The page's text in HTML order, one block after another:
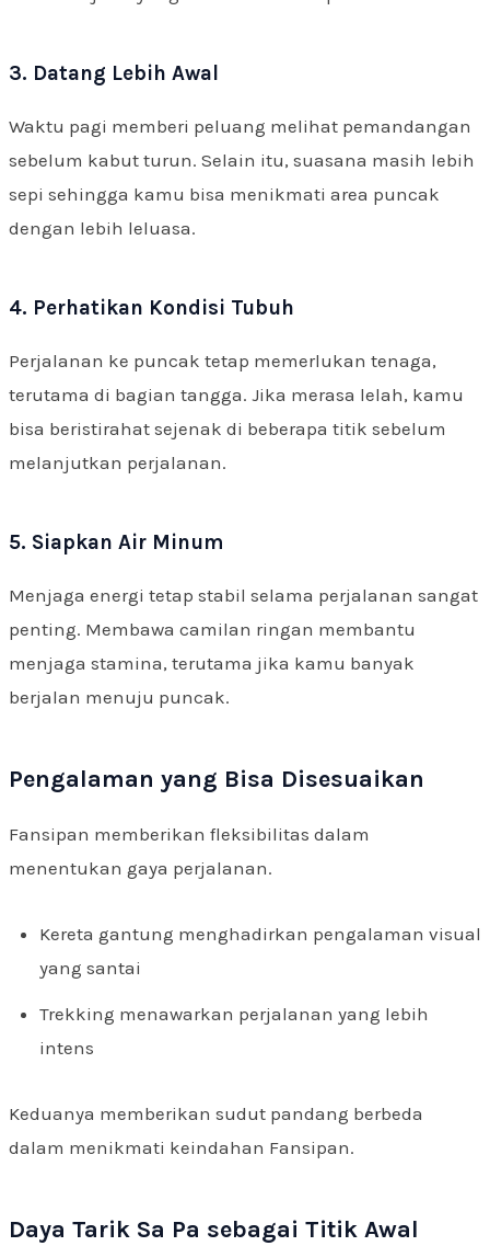
3. Datang Lebih Awal
Waktu pagi memberi peluang melihat pemandangan
sebelum kabut turun. Selain itu, suasana masih lebih
sepi sehingga kamu bisa menikmati area puncak
dengan lebih leluasa.
4. Perhatikan Kondisi Tubuh
Perjalanan ke puncak tetap memerlukan tenaga,
terutama di bagian tangga. Jika merasa lelah, kamu
bisa beristirahat sejenak di beberapa titik sebelum
melanjutkan perjalanan.
5. Siapkan Air Minum
Menjaga energi tetap stabil selama perjalanan sangat
penting. Membawa camilan ringan membantu
menjaga stamina, terutama jika kamu banyak
berjalan menuju puncak.
Pengalaman yang Bisa Disesuaikan
Fansipan memberikan fleksibilitas dalam
menentukan gaya perjalanan.
Kereta gantung menghadirkan pengalaman visual
yang santai
Trekking menawarkan perjalanan yang lebih
intens
Keduanya memberikan sudut pandang berbeda
dalam menikmati keindahan Fansipan.
Daya Tarik Sa Pa sebagai Titik Awal